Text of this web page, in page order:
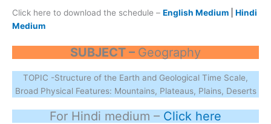
Click here to download the schedule – English Medium
Hindi
Medium
SUBJECT – Geography
TOPIC -Structure of the Earth and Geological Time Scale,
Broad Physical Features: Mountains, Plateaus, Plains, Deserts
For Hindi medium – Click here